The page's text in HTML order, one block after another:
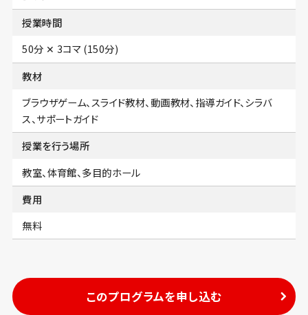
授業時間
50分 ✕ 3コマ (150分)
教材
ブラウザゲーム、スライド教材、動画教材、指導ガイド、シラバ
ス、サポートガイド
授業を行う場所
教室、体育館、多目的ホール
費用
無料
このプログラムを申し込む